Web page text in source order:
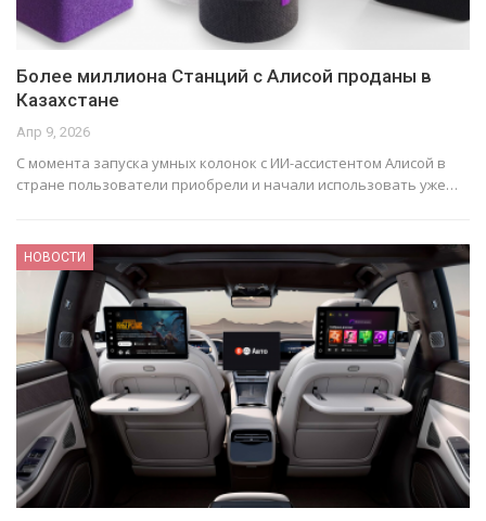
Более миллиона Станций с Алисой проданы в
Казахстане
Апр 9, 2026
С момента запуска умных колонок с ИИ-ассистентом Алисой в
стране пользователи приобрели и начали использовать уже…
НОВОСТИ